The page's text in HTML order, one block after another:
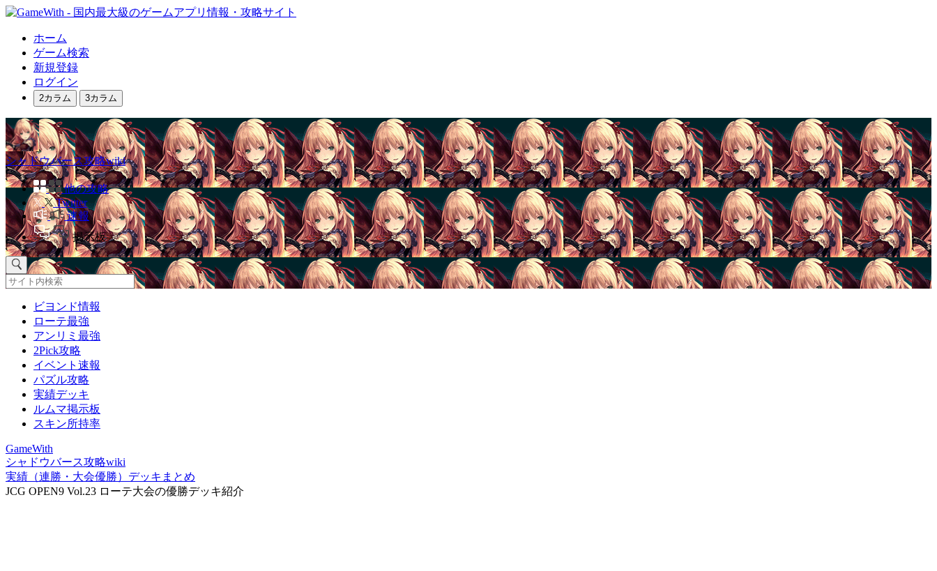
ホーム
ゲーム検索
新規登録
ログイン
2カラム 3カラム
シャドウバース攻略wiki
他の攻略
Twitter
速報
掲示板
ビヨンド情報
ローテ最強
アンリミ最強
2Pick攻略
イベント速報
パズル攻略
実績デッキ
ルムマ掲示板
スキン所持率
GameWith
シャドウバース攻略wiki
実績（連勝・大会優勝）デッキまとめ
JCG OPEN9 Vol.23 ローテ大会の優勝デッキ紹介